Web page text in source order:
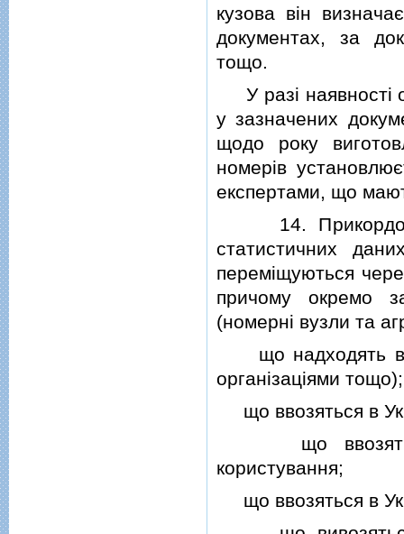
кузова вiн
документах, за
тощо.
У разi наявностi
у зазначених
щодо року
номерiв
експертами, що
14.
статистичних
перемiщуються
причому окремо
(номернi вузли та
що надходять в
органiзацiями тощо);
що ввозяться в
що ввозяться
користування;
що ввозяться в